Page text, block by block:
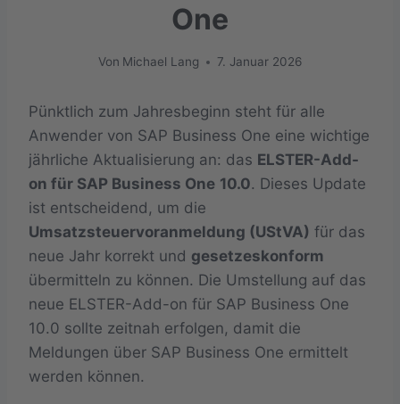
One
Von Michael Lang 7. Januar 2026
Pünktlich zum Jahresbeginn steht für alle
Anwender von SAP Business One eine wichtige
jährliche Aktualisierung an: das ELSTER-Add-
on für SAP Business One 10.0. Dieses Update
ist entscheidend, um die
Umsatzsteuervoranmeldung (UStVA) für das
neue Jahr korrekt und gesetzeskonform
übermitteln zu können. Die Umstellung auf das
neue ELSTER-Add-on für SAP Business One
10.0 sollte zeitnah erfolgen, damit die
Meldungen über SAP Business One ermittelt
werden können.